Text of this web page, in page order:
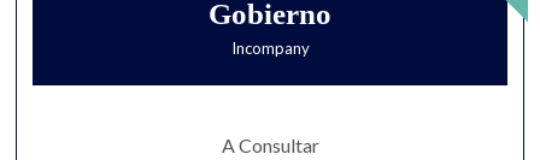
Gobierno
Incompany
A Consultar